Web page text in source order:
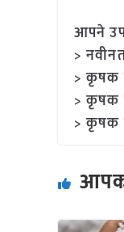
आपने
>
> कृषक
> कृषक
> कृषक